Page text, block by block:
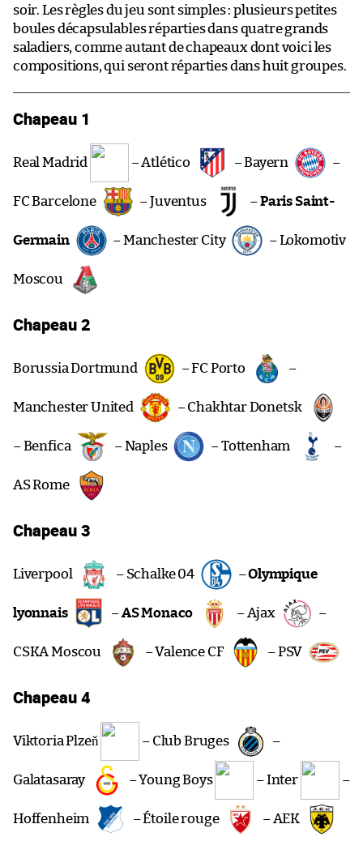
soir. Les règles du jeu sont simples : plusieurs petites
boules décapsulables réparties dans quatre grands
saladiers, comme autant de chapeaux dont voici les
compositions, qui seront réparties dans huit groupes.
Chapeau 1
Real Madrid – Atlético – Bayern –
FC Barcelone – Juventus –Paris Saint-
Germain – Manchester City – Lokomotiv
Moscou
Chapeau 2
Borussia Dortmund – FC Porto –
Manchester United – Chakhtar Donetsk
– Benfica – Naples – Tottenham –
AS Rome
Chapeau 3
Liverpool – Schalke 04 –Olympique
lyonnais –AS Monaco – Ajax –
CSKA Moscou – Valence CF – PSV
Chapeau 4
Viktoria Plzeň – Club Bruges –
Galatasaray – Young Boys – Inter –
Hoffenheim – Étoile rouge – AEK